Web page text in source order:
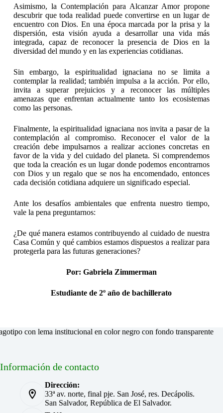
Asimismo, la Contemplación para Alcanzar Amor propone
descubrir que toda realidad puede convertirse en un lugar de
encuentro con Dios. En una época marcada por la prisa y la
dispersión, esta visión ayuda a desarrollar una vida más
integrada, capaz de reconocer la presencia de Dios en la
diversidad del mundo y en las experiencias cotidianas.
Sin embargo, la espiritualidad ignaciana no se limita a
contemplar la realidad; también impulsa a la acción. Por ello,
invita a superar prejuicios y a reconocer las múltiples
amenazas que enfrentan actualmente tanto los ecosistemas
como las personas.
Finalmente, la espiritualidad ignaciana nos invita a pasar de la
contemplación al compromiso. Reconocer el valor de la
creación debe impulsarnos a realizar acciones concretas en
favor de la vida y del cuidado del planeta. Si comprendemos
que toda la creación es un lugar donde podemos encontrarnos
con Dios y un regalo que se nos ha encomendado, entonces
cada decisión cotidiana adquiere un significado especial.
Ante los desafíos ambientales que enfrenta nuestro tiempo,
vale la pena preguntarnos:
¿De qué manera estamos contribuyendo al cuidado de nuestra
Casa Común y qué cambios estamos dispuestos a realizar para
protegerla para las futuras generaciones?
Por: Gabriela Zimmerman
Estudiante de 2º año de bachillerato
Información de contacto
Dirección:
33ª av. norte, final pje. San José, res. Decápolis.
San Salvador, República de El Salvador.